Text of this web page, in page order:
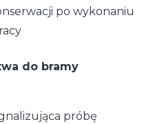
po wykonaniu
do bramy
próbę